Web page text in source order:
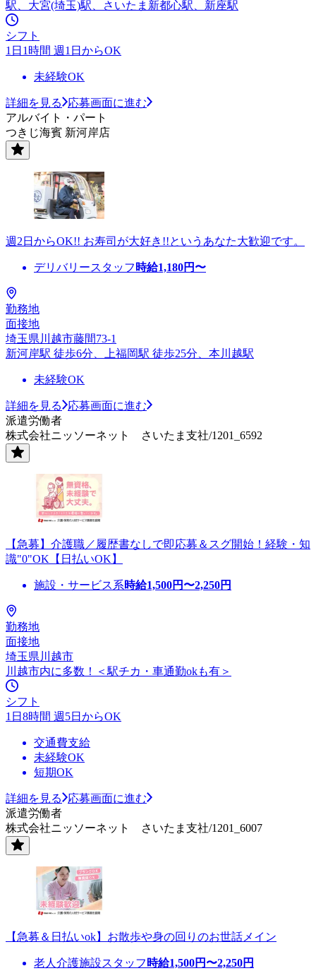
駅、大宮(埼玉)駅、さいたま新都心駅、新座駅
シフト
1日1時間 週1日からOK
未経験OK
詳細を見る
応募画面に進む
アルバイト・パート
つきじ海賓 新河岸店
週2日からOK!! お寿司が大好き!!というあなた大歓迎です。
デリバリースタッフ 時給1,180円〜
勤務地
面接地
埼玉県川越市藤間73-1
新河岸駅 徒歩6分、上福岡駅 徒歩25分、本川越駅
未経験OK
詳細を見る
応募画面に進む
派遣労働者
株式会社ニッソーネット さいたま支社/1201_6592
【急募】介護職／履歴書なしで即応募＆スグ開始！経験・知
識"0"OK【日払いOK】
施設・サービス系時給1,500円〜2,250円
勤務地
面接地
埼玉県川越市
川越市内に多数！＜駅チカ・車通勤okも有＞
シフト
1日8時間 週5日からOK
交通費支給
未経験OK
短期OK
詳細を見る
応募画面に進む
派遣労働者
株式会社ニッソーネット さいたま支社/1201_6007
【急募＆日払いok】お散歩や身の回りのお世話メイン
老人介護施設スタッフ 時給1,500円〜2,250円